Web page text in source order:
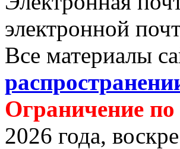
электронной
Все материалы
Ограничение по
2026 года,